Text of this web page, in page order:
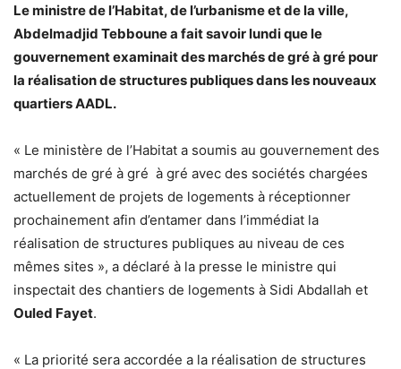
Le ministre de l’Habitat, de l’urbanisme et de la ville,
Abdelmadjid Tebboune a fait savoir lundi que le
gouvernement examinait des marchés de gré à gré pour
la réalisation de structures publiques dans les nouveaux
quartiers AADL.
« Le ministère de l’Habitat a soumis au gouvernement des
marchés de gré à gré à gré avec des sociétés chargées
actuellement de projets de logements à réceptionner
prochainement afin d’entamer dans l’immédiat la
réalisation de structures publiques au niveau de ces
mêmes sites », a déclaré à la presse le ministre qui
inspectait des chantiers de logements à Sidi Abdallah et
Ouled Fayet.
« La priorité sera accordée a la réalisation de structures